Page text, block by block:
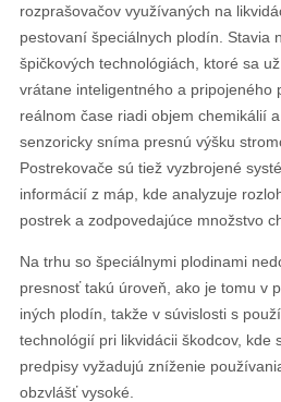
rozprašovačov využívaných na
pestovaní špeciálnych plodín. Stavia
špičkových technológiách, ktoré sa
vrátane inteligentného a pripojeného
reálnom čase riadi objem chemikálií
senzoricky sníma presnú výšku
Postrekovače sú tiež vyzbrojené
informácií z máp, kde analyzuje
postrek a zodpovedajúce množstvo
Na trhu so špeciálnymi plodinami
presnosť takú úroveň, ako je tomu v
iných plodín, takže v súvislosti s
technológií pri likvidácii škodcov, kde
predpisy vyžadujú zníženie
obzvlášť vysoké.